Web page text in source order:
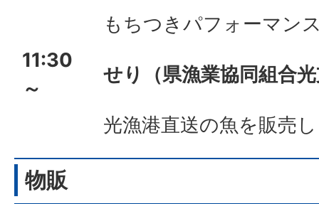
もちつきパフォーマン
11:30
～
せり（県漁業協同組合
光漁港直送の魚を販売
物販